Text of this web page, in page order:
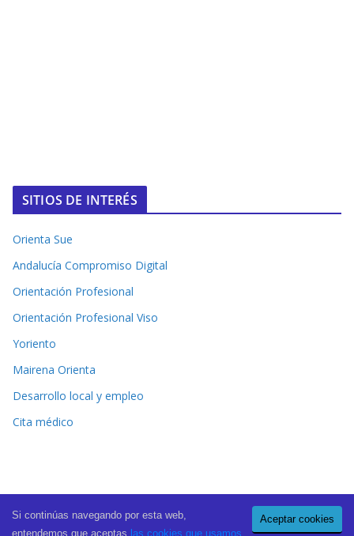
SITIOS DE INTERÉS
Orienta Sue
Andalucía Compromiso Digital
Orientación Profesional
Orientación Profesional Viso
Yoriento
Mairena Orienta
Desarrollo local y empleo
Cita médico
Copyright © 2026 El Periódico de Mairena . All rights reserved.
Aceptar cookies
Si continúas navegando por esta web,
entendemos que aceptas las cookies que usamos